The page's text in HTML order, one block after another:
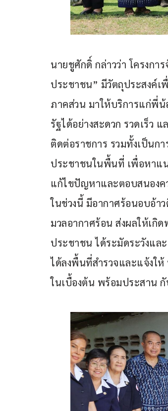
นายชูศักดิ์ กล่าวว่า โครงกา
ประชาชน” มีวัตถุประสงค์เ
ภาคส่วน มาให้บริการแก่พี่น้
รัฐได้อย่างสะดวก รวดเร็ว
ติดต่อราชการ รวมทั้งเป็นก
ประชาชนในพื้นที่ เพื่อหาแ
แก้ไขปัญหาและตอบสนองค
ในช่วงนี้ มีอากาศร้อนอบอ้า
มวลอากาศร้อน ส่งผลให้เ
ประชาชน ได้ระมัดระวังแล
ได้ลงพื้นที่สำรวจและแจ้งใ
ในเบื้องต้น พร้อมประสาน